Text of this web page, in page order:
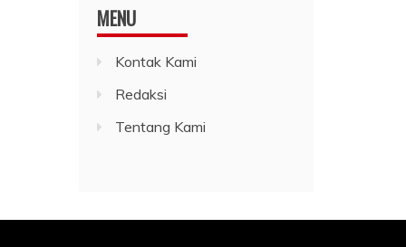
MENU
Kontak Kami
Redaksi
Tentang Kami